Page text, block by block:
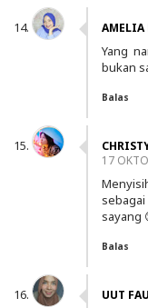
AMELIA
Yang
bukan
Balas
17
sayang
Balas
UUT